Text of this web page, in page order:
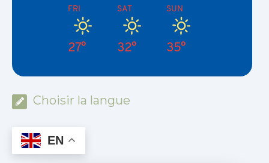
FRI
27°
SAT
32°
SUN
35°
Choisir la langue
EN